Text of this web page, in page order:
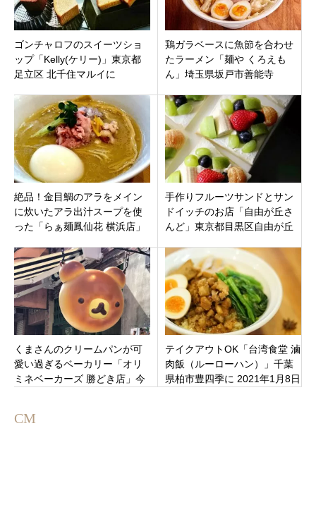
ゴンチャロフのスイーツショ
ップ「Kelly(ケリー)」東京都
足立区 北千住マルイに
鶏ガラベースに魚節を合わせ
たラーメン「麺や くろえも
ん」埼玉県坂戸市善能寺
絶品！金目鯛のアラをメイン
に炊いたアラ出汁スープを使
った「らぁ麺鳳仙花 横浜店」
手作りフルーツサンドとサン
ドイッチのお店「自由が丘さ
んど」東京都目黒区自由が丘
くまさんのクリームパンが可
愛い過ぎるベーカリー「オリ
ミネベーカーズ 勝どき店」今
テイクアウトOK「台湾食堂 滷
肉飯（ルーローハン）」千葉
県柏市豊四季に 2021年1月8日
CM